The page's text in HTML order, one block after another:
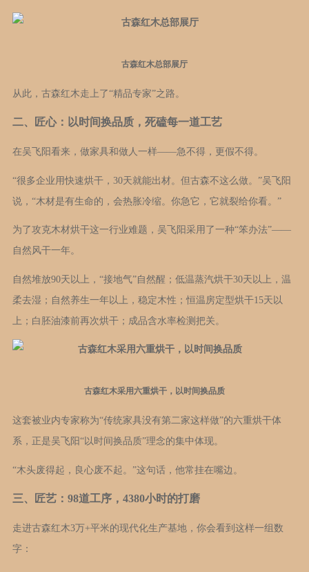
古森红木总部展厅
从此，古森红木走上了“精品专家”之路。
二、匠心：以时间换品质，死磕每一道工艺
在吴飞阳看来，做家具和做人一样——急不得，更假不得。
“很多企业用快速烘干，30天就能出材。但古森不这么做。”吴飞阳
说，“木材是有生命的，会热胀冷缩。你急它，它就裂给你看。”
为了攻克木材烘干这一行业难题，吴飞阳采用了一种“笨办法”——
自然风干一年。
自然堆放90天以上，“接地气”自然醒；低温蒸汽烘干30天以上，温
柔去湿；自然养生一年以上，稳定木性；恒温房定型烘干15天以
上；白胚油漆前再次烘干；成品含水率检测把关。
古森红木采用六重烘干，以时间换品质
这套被业内专家称为“传统家具没有第二家这样做”的六重烘干体
系，正是吴飞阳“以时间换品质”理念的集中体现。
“木头废得起，良心废不起。”这句话，他常挂在嘴边。
三、匠艺：98道工序，4380小时的打磨
走进古森红木3万+平米的现代化生产基地，你会看到这样一组数
字：